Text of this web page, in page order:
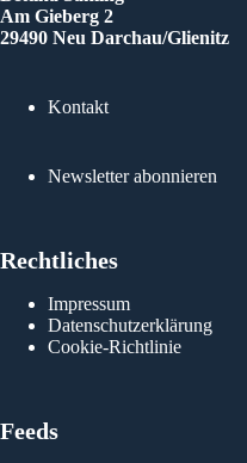
Am Gieberg 2
29490 Neu Darchau/Glienitz
Kontakt
Newsletter abonnieren
Rechtliches
Impressum
Datenschutzerklärung
Cookie-Richtlinie
Feeds